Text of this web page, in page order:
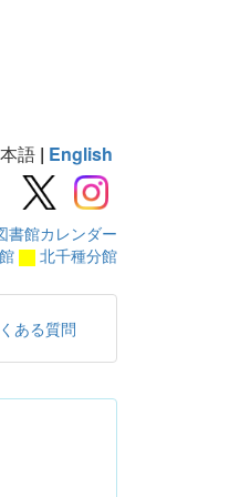
語 | English
書館カレンダー
北千種分館
ある質問